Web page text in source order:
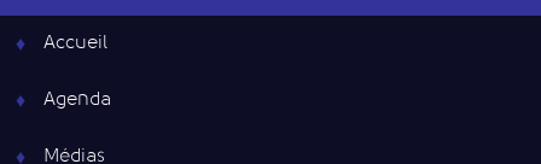
Accueil
Agenda
Médias